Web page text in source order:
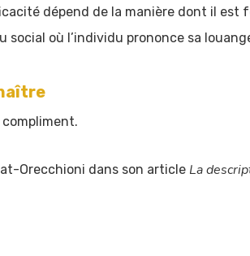
dépend de la manière dont il est
social où l’individu prononce sa
Orecchioni dans son article La